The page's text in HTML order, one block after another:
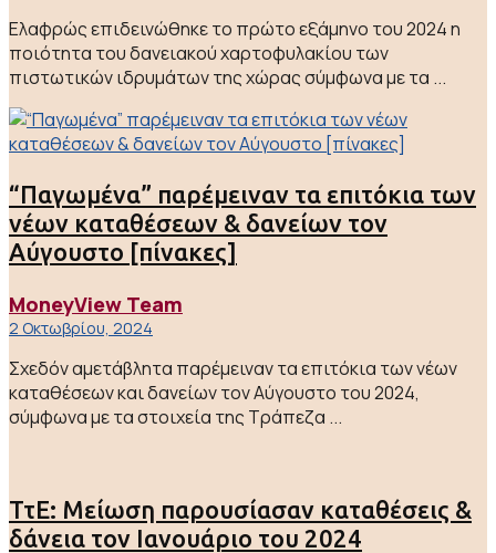
Ελαφρώς επιδεινώθηκε το πρώτο εξάμηνο του 2024 η
ποιότητα του δανειακού χαρτοφυλακίου των
πιστωτικών ιδρυμάτων της χώρας σύμφωνα με τα ...
“Παγωμένα” παρέμειναν τα επιτόκια των
νέων καταθέσεων & δανείων τον
Αύγουστο [πίνακες]
MoneyView Team
2 Οκτωβρίου, 2024
Σχεδόν αμετάβλητα παρέμειναν τα επιτόκια των νέων
καταθέσεων και δανείων τον Αύγουστο του 2024,
σύμφωνα με τα στοιχεία της Τράπεζα ...
ΤτΕ: Μείωση παρουσίασαν καταθέσεις &
δάνεια τον Ιανουάριο του 2024